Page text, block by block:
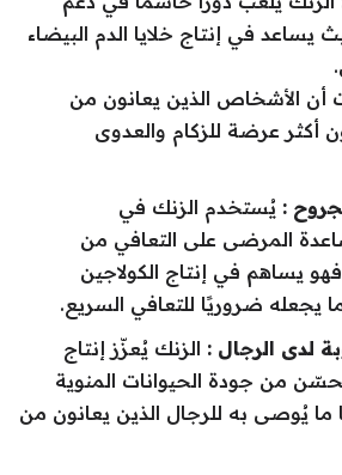
يساعد في إنتاج خلايا الدم البيضاء
أن الأشخاص الذين يعانون من
أكثر عرضة للزكام والعدوى
يُستخدم الزنك في
المرضى على التعافي من
يساهم في إنتاج الكولاجين
يجعله ضروريًا للتعافي السريع.
الزنك يُعزّز إنتاج
من جودة الحيوانات المنوية
ما يُوصى به للرجال الذين يعانون من